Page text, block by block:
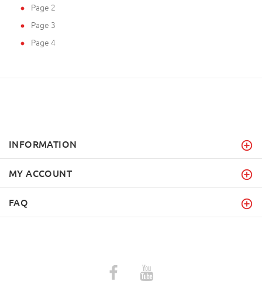
Page 2
Page 3
Page 4
INFORMATION
MY ACCOUNT
FAQ